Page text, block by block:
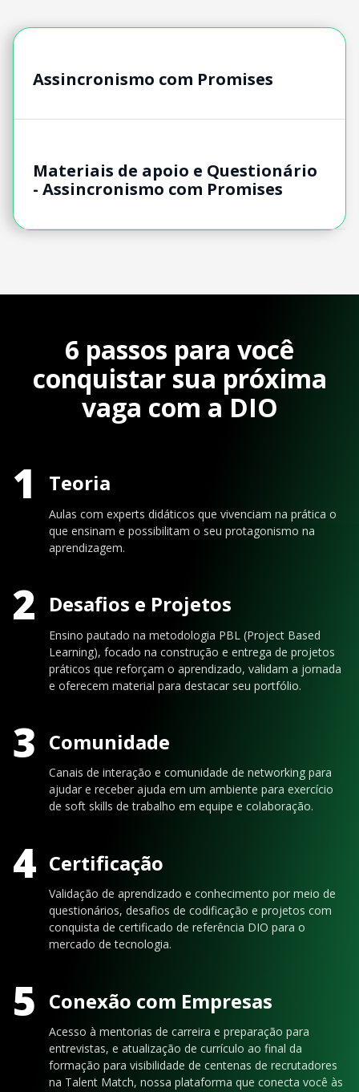
Assincronismo com Promises
Materiais de apoio e Questionário
- Assincronismo com Promises
6 passos para você
conquistar sua próxima
vaga com a DIO
1 Teoria
Aulas com experts didáticos que vivenciam na prática o
que ensinam e possibilitam o seu protagonismo na
aprendizagem.
2 Desafios e Projetos
Ensino pautado na metodologia PBL (Project Based
Learning), focado na construção e entrega de projetos
práticos que reforçam o aprendizado, validam a jornada
e oferecem material para destacar seu portfólio.
3 Comunidade
Canais de interação e comunidade de networking para
ajudar e receber ajuda em um ambiente para exercício
de soft skills de trabalho em equipe e colaboração.
4 Certificação
Validação de aprendizado e conhecimento por meio de
questionários, desafios de codificação e projetos com
conquista de certificado de referência DIO para o
mercado de tecnologia.
5 Conexão com Empresas
Acesso à mentorias de carreira e preparação para
entrevistas, e atualização de currículo ao final da
formação para visibilidade de centenas de recrutadores
na Talent Match, nossa plataforma que conecta você às